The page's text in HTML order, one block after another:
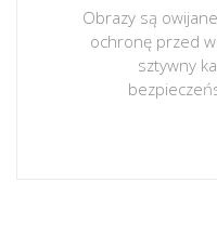
Obrazy są
ochronę przed
sztywny